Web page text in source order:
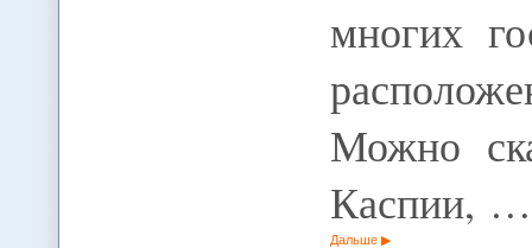
многих
Можно
Каспии, …
Дальше